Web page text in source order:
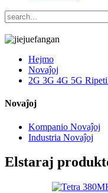
Hejmo
Novaĵoj
2G 3G 4G 5G
Novaĵoj
Kompanio Novaĵoj
Industria Novaĵoj
Elstaraj